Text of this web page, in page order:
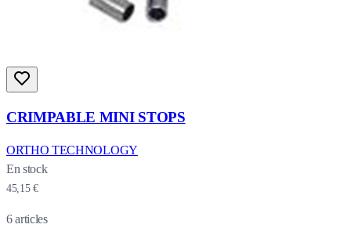
CRIMPABLE MINI STOPS
ORTHO TECHNOLOGY
En stock
45,15 €
6articles